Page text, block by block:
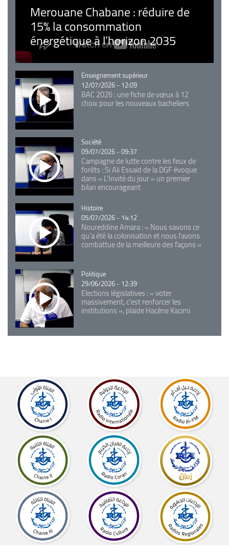
Merouane Chabane : réduire de
15% la consommation
énergétique à l’horizon 2035
Catégorie
Enseignement supérieur
12/07/2026 - 12:09
BAC 2026 : une fiche de vœux à 12
choix pour les nouveaux bacheliers
Catégorie
Société
09/07/2026 - 09:37
Campagne de lutte contre les feux de
forêts : Si Ali Essaid de la DGF évoque
dans « L'Invité du jour » un premier
bilan encourageant
Catégorie
Histoire
05/07/2026 - 14:12
Noureddine Amara : « Nous savons ce
qu’a été la colonisation et nous l’avons
combattue de la meilleure des façons »
Catégorie
Politique
29/06/2026 - 12:39
Elections législatives : « voter
massivement, c'est renforcer les
institutions », plaide Hacène Kacimi